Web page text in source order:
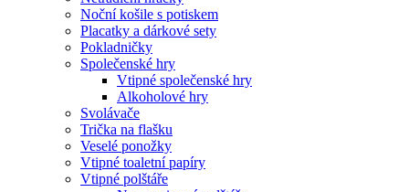
Noční košile s potiskem
Placatky a dárkové sety
Pokladničky
Společenské hry
Vtipné společenské hry
Alkoholové hry
Svolávače
Trička na flašku
Veselé ponožky
Vtipné toaletní papíry
Vtipné polštáře